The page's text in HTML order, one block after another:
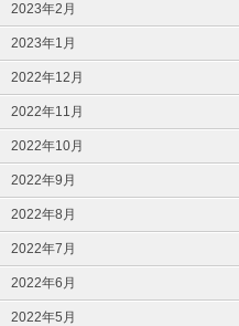
2023年2月
2023年1月
2022年12月
2022年11月
2022年10月
2022年9月
2022年8月
2022年7月
2022年6月
2022年5月